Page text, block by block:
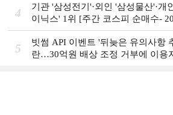
4
기관 '삼성전기'·외인 '삼성물산'·개
이닉스' 1위 [주간 코스피 순매수-
월3일~8월7일]
5
빗썸 API 이벤트 '뒤늦은 유의사항
란…30억원 배상 조정 거부에 이용